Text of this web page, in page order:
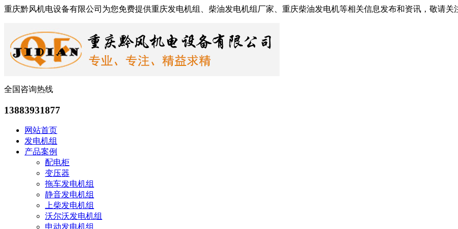
重庆黔风机电设备有限公司为您免费提供重庆发电机组、柴油发电机组厂家、重庆柴油发电机等相关信息发布和资讯，敬请关
全国咨询热线
13883931877
网站首页
发电机组
产品案例
配电柜
变压器
拖车发电机组
静音发电机组
上柴发电机组
沃尔沃发电机组
申动发电机组